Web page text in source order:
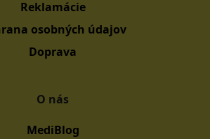
Reklamácie
osobných údajov
Doprava
O nás
MediBlog